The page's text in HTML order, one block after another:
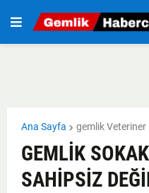
Ana Sayfa gemlik Veteriner
GEMLİK
SAHİPSİZ